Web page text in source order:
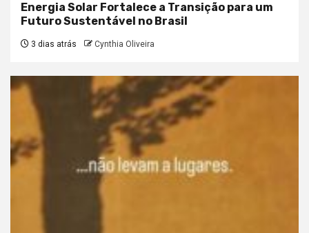
Energia Solar Fortalece a Transição para um
Futuro Sustentável no Brasil
3 dias atrás Cynthia Oliveira